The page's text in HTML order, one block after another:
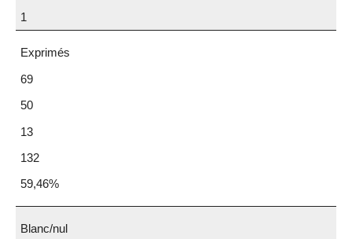
1
Exprimés
69
50
13
132
59,46%
Blanc/nul